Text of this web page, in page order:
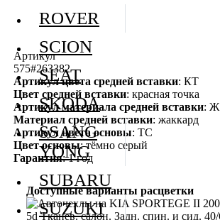
Артикул
575#263382
Артикул цвета средней вставки: КТ
Цвет средней вставки: красная точка
Артикул материала средней вставки: Ж
Материал средней вставки: жаккард
Артикул цвета основы: ТС
Цвет основы: тёмно серый
Гарантия: 1 год
Доступные варианты расцветки
ROVER
SCION
SEAT
SKODA
SSANG
YONG
SUBARU
SUZUKI